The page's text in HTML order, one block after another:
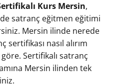
Kurs Mersin,
satranç eğitmen eğitimi
Mersin ilinde nerede
sertifikası nasıl alırım
Sertifikalı satranç
Mersin ilinden tek